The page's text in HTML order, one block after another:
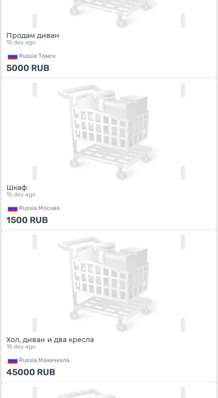
Продам диван
15 day ago
Russia,Томск
5000 RUB
Шкаф
15 day ago
Russia,Москва
1500 RUB
Хол, диван и два кресла
15 day ago
Russia,Махачкала
45000 RUB